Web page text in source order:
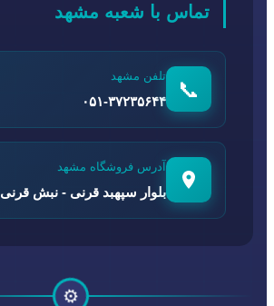
تماس با شعبه مشهد
📞
تلفن مشهد
۰۵۱-۳۷۲۳۵۶۴۴
آدرس فروشگاه مشهد
بلوار سپهبد قرنی - نبش قرنی ۳۵
⚙️